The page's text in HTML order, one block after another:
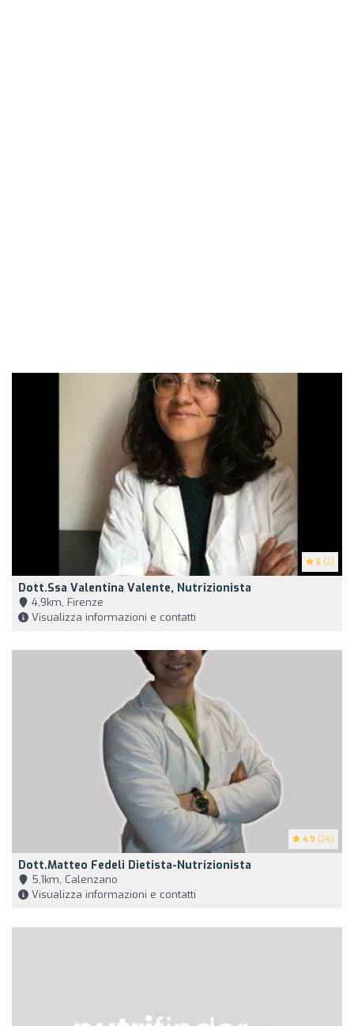
5 (2)
Dott.ssa Valentina Valente, Nutrizionista
4,9km, Firenze
Visualizza informazioni e contatti
4.9 (26)
Dott.Matteo Fedeli Dietista-Nutrizionista
5,1km, Calenzano
Visualizza informazioni e contatti